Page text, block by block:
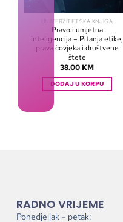
UNIVERZITETSKA KNJIGA
Pravo i umjetna
inteligencija – Pitanja etike,
prava čovjeka i društvene
štete
38.00 KM
DODAJ U KORPU
RADNO VRIJEME
Ponedjeljak – petak: